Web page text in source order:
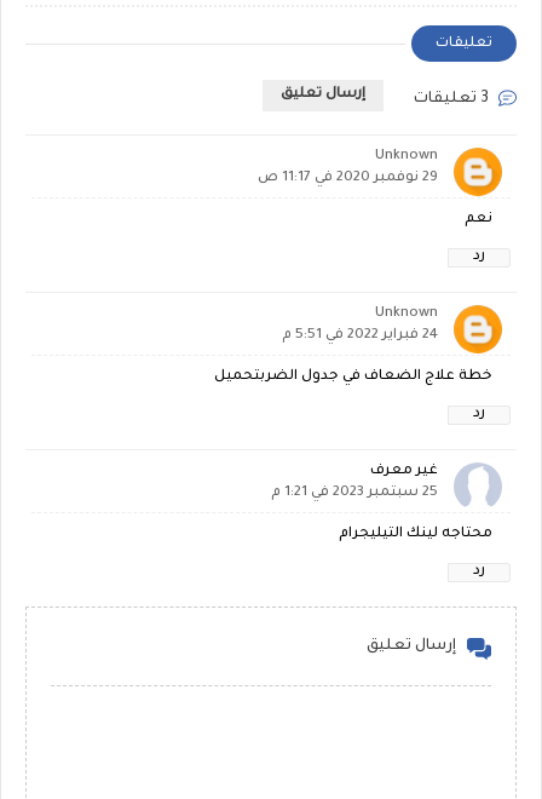
تعليقات
إرسال تعليق
Unknown
29 نوفمبر 2020 في 11:17 ص
نعم
رد
Unknown
24 فبراير 2022 في 5:51 م
خطة علاج الضعاف في جدول الضربتحميل
رد
غير معرف
25 سبتمبر 2023 في 1:21 م
محتاجه لينك التيليجرام
رد
إرسال تعليق